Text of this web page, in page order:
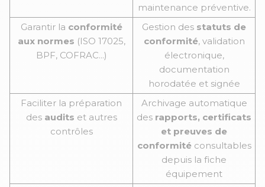
maintenance préventive.
Garantir la conformité
aux normes (ISO 17025,
BPF, COFRAC...)
Gestion des statuts de
conformité, validation
électronique,
documentation
horodatée et signée
Faciliter la préparation
des audits et autres
contrôles
Archivage automatique
des rapports, certificats
et preuves de
conformitéconsultables
depuis la fiche
équipement